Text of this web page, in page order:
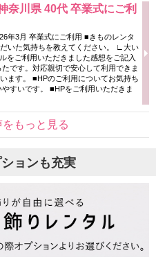
奈川県 40代 卒業式にご利
3月 卒業式にご利用 ■きものレンタ
いた気持ちを教えてください。 ∟大い
をご利用いただきました感想をご記入
です。対応親切で安心して利用できま
ます。 ■HPのご利用についてお気持ち
すいです。 ■HPをご利用いただきま
もっと見る
ョンも充実